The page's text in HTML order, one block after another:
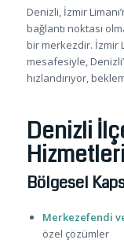
Denizli, İzmir
bağlantı noktası
bir merkezdir. İzmir
mesafesiyle,
hızlandırıyor,
Denizli
Bölgesel
Merkezefendi
özel çözümler